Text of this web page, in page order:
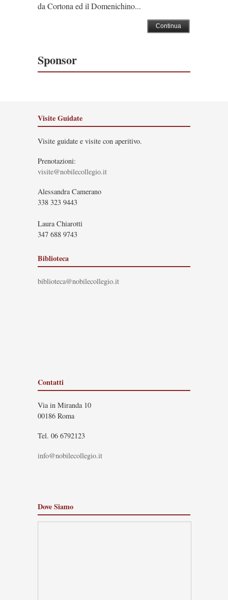
da Cortona ed il Domenichino...
Continua
Sponsor
Visite Guidate
Visite guidate e visite con aperitivo.
Prenotazioni:
visite@nobilecollegio.it
Alessandra Camerano
338 323 9443
Laura Chiarotti
347 688 9743
Biblioteca
biblioteca@nobilecollegio.it
Contatti
Via in Miranda 10
00186 Roma
Tel. 06 6792123
info@nobilecollegio.it
Dove Siamo